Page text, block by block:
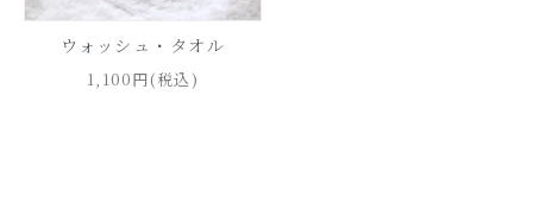
ウォッシュ・タオル
1,100円(税込)